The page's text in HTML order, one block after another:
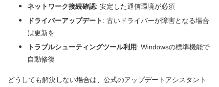
ネットワーク接続確認: 安定した通信環境が必須
ドライバーアップデート: 古いドライバーが障害となる場合
は更新を
トラブルシューティングツール利用: Windowsの標準機能で
自動修復
どうしても解決しない場合は、公式のアップデートアシスタント